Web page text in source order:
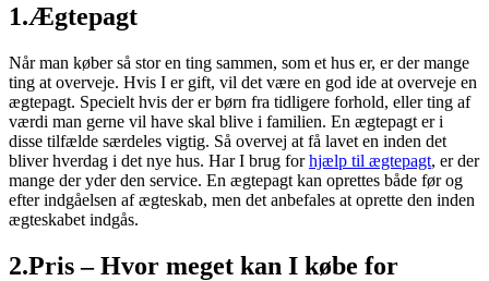
1.Ægtepagt
Når man køber så stor en ting sammen, som et hus er, er der mange
ting at overveje. Hvis I er gift, vil det være en god ide at overveje en
ægtepagt. Specielt hvis der er børn fra tidligere forhold, eller ting af
værdi man gerne vil have skal blive i familien. En ægtepagt er i
disse tilfælde særdeles vigtig. Så overvej at få lavet en inden det
bliver hverdag i det nye hus. Har I brug forhjælp til ægtepagt, er der
mange der yder den service. En ægtepagt kan oprettes både før og
efter indgåelsen af ægteskab, men det anbefales at oprette den inden
ægteskabet indgås.
2.Pris – Hvor meget kan I købe for